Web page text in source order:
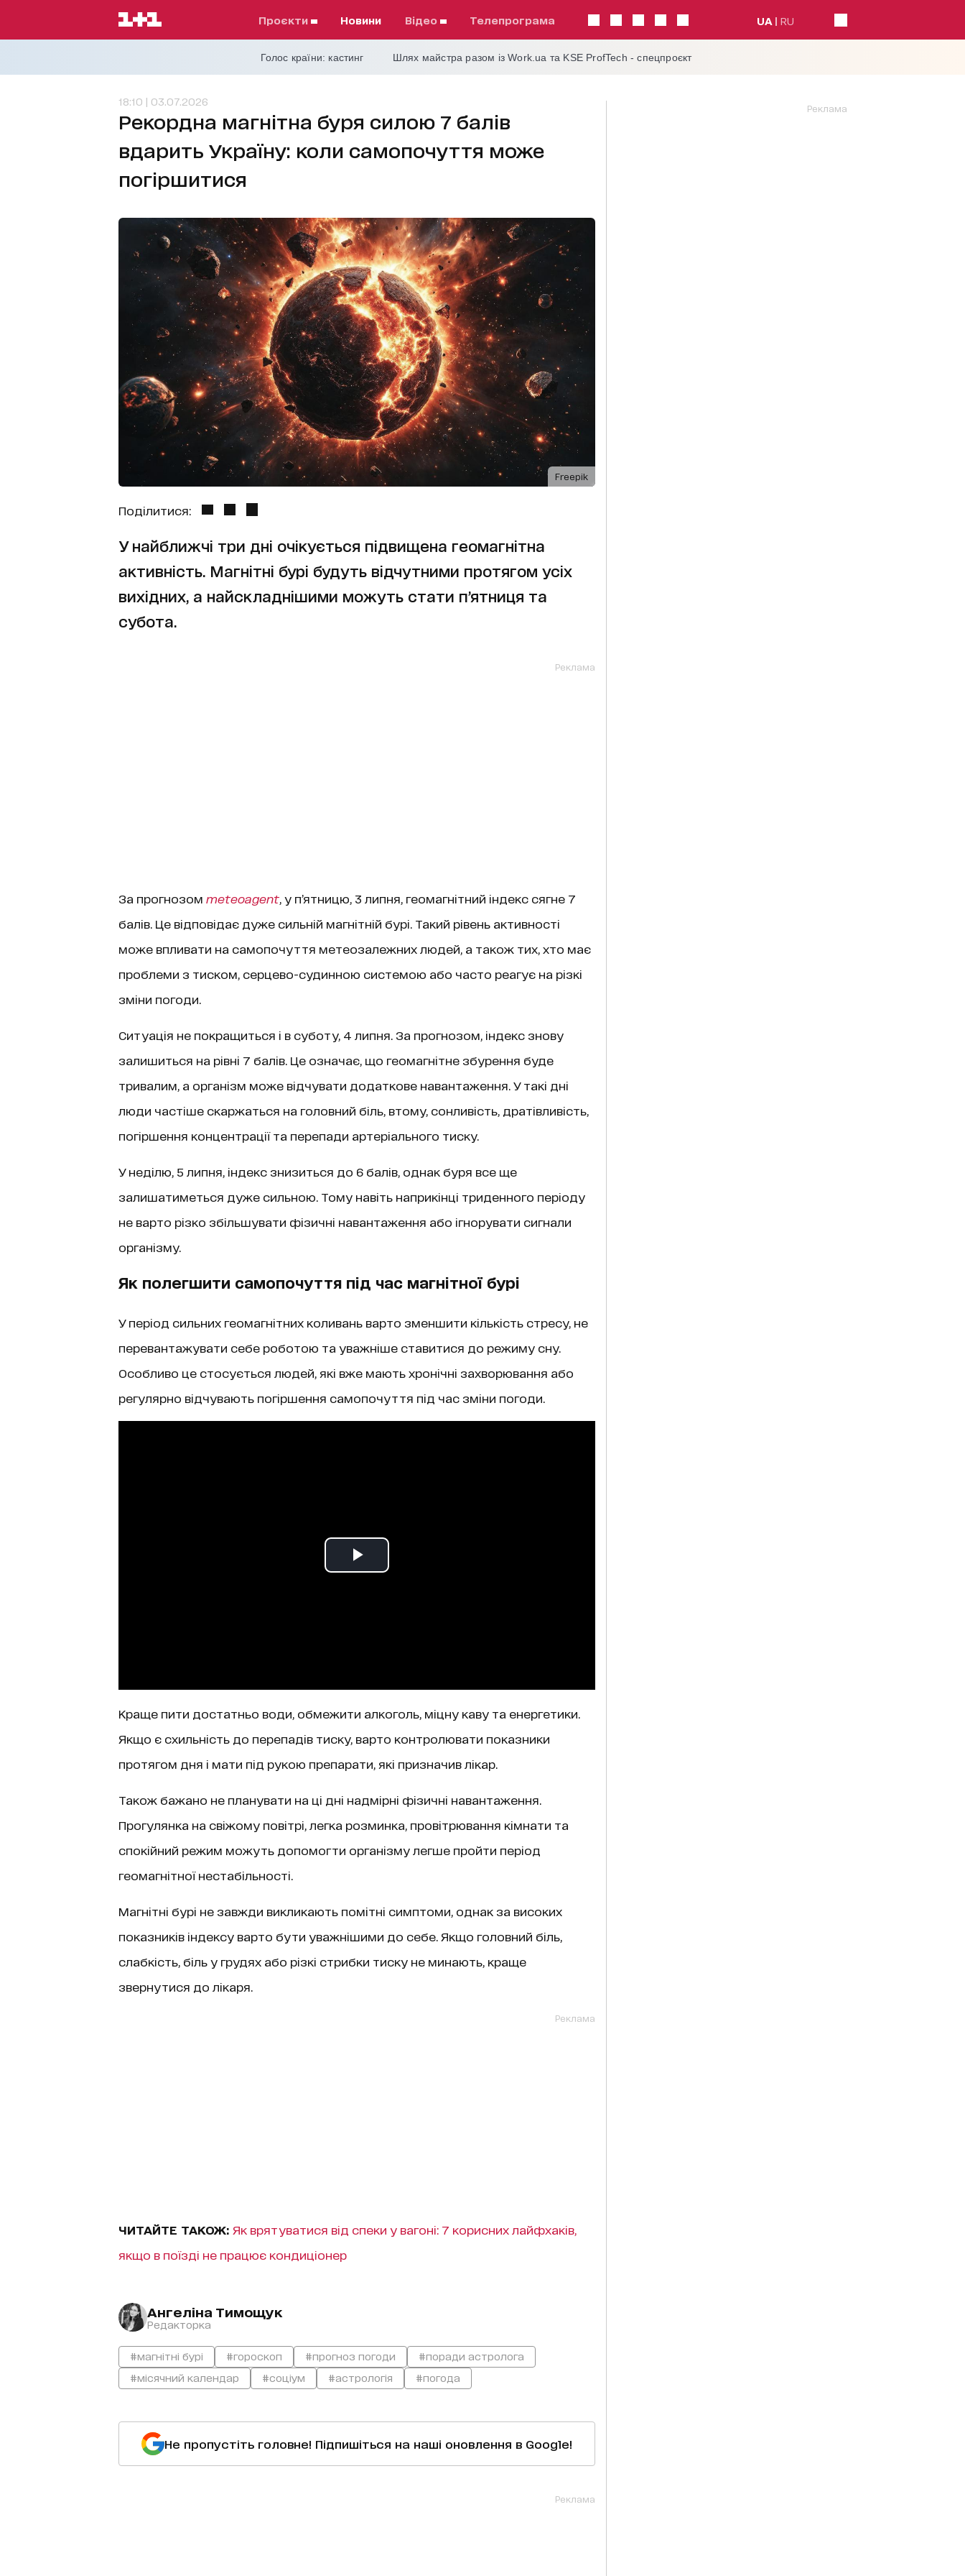
проєкти Новини відео телепрограма UA RU
Голос країни: кастинг Шлях майстра разом із Work.ua та KSE ProfTech - спецпроєкт
18:10 | 03.07.2026
Рекордна магнітна буря силою 7 балів
вдарить Україну: коли самопочуття може
погіршитися
Freepik
Поділитися:
У найближчі три дні очікується підвищена геомагнітна
активність. Магнітні бурі будуть відчутними протягом усіх
вихідних, а найскладнішими можуть стати п’ятниця та
субота.
Реклама
За прогнозом meteoagent, у п’ятницю, 3 липня, геомагнітний індекс сягне 7
балів. Це відповідає дуже сильній магнітній бурі. Такий рівень активності
може впливати на самопочуття метеозалежних людей, а також тих, хто має
проблеми з тиском, серцево-судинною системою або часто реагує на різкі
зміни погоди.
Ситуація не покращиться і в суботу, 4 липня. За прогнозом, індекс знову
залишиться на рівні 7 балів. Це означає, що геомагнітне збурення буде
тривалим, а організм може відчувати додаткове навантаження. У такі дні
люди частіше скаржаться на головний біль, втому, сонливість, дратівливість,
погіршення концентрації та перепади артеріального тиску.
У неділю, 5 липня, індекс знизиться до 6 балів, однак буря все ще
залишатиметься дуже сильною. Тому навіть наприкінці триденного періоду
не варто різко збільшувати фізичні навантаження або ігнорувати сигнали
організму.
Як полегшити самопочуття під час магнітної бурі
У період сильних геомагнітних коливань варто зменшити кількість стресу, не
перевантажувати себе роботою та уважніше ставитися до режиму сну.
Особливо це стосується людей, які вже мають хронічні захворювання або
регулярно відчувають погіршення самопочуття під час зміни погоди.
Краще пити достатньо води, обмежити алкоголь, міцну каву та енергетики.
Якщо є схильність до перепадів тиску, варто контролювати показники
протягом дня і мати під рукою препарати, які призначив лікар.
Також бажано не планувати на ці дні надмірні фізичні навантаження.
Прогулянка на свіжому повітрі, легка розминка, провітрювання кімнати та
спокійний режим можуть допомогти організму легше пройти період
геомагнітної нестабільності.
Магнітні бурі не завжди викликають помітні симптоми, однак за високих
показників індексу варто бути уважнішими до себе. Якщо головний біль,
слабкість, біль у грудях або різкі стрибки тиску не минають, краще
звернутися до лікаря.
Реклама
ЧИТАЙТЕ ТАКОЖ: Як врятуватися від спеки у вагоні: 7 корисних лайфхаків,
якщо в поїзді не працює кондиціонер
Ангеліна Тимощук
Редакторка
#магнітні бурі #гороскоп #прогноз погоди
#поради астролога
#місячний календар
#соціум #астрологія #погода
Не пропустіть головне! Підпишіться на наші оновлення в Google!
Реклама
Реклама